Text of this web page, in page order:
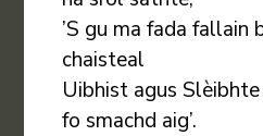
’S gu ma fada fallain
chaisteal
Uibhist agus
fo smachd aig’.